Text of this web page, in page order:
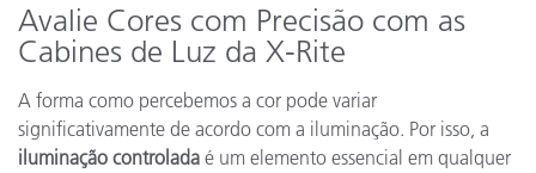
Avalie Cores com Precisão com as
Cabines de Luz da X-Rite
A forma como percebemos a cor pode variar
significativamente de acordo com a iluminação. Por isso, a
iluminação controlada é um elemento essencial em qualquer